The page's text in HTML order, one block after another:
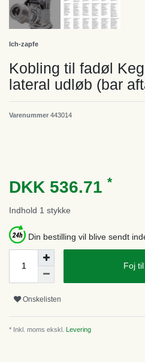
Ich-zapfe
Kobling til fadøl
lateral udløb (bar
Varenummer 443014
DKK 536.71 *
Indhold 1 stykke
Din bestilling vil blive sendt
Foj
Onskelisten
* Inkl. moms ekskl. Levering